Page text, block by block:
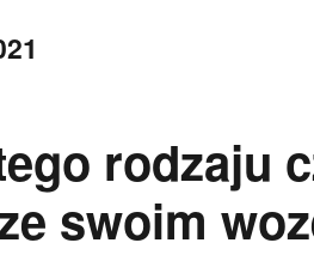
rodzaju
swoim